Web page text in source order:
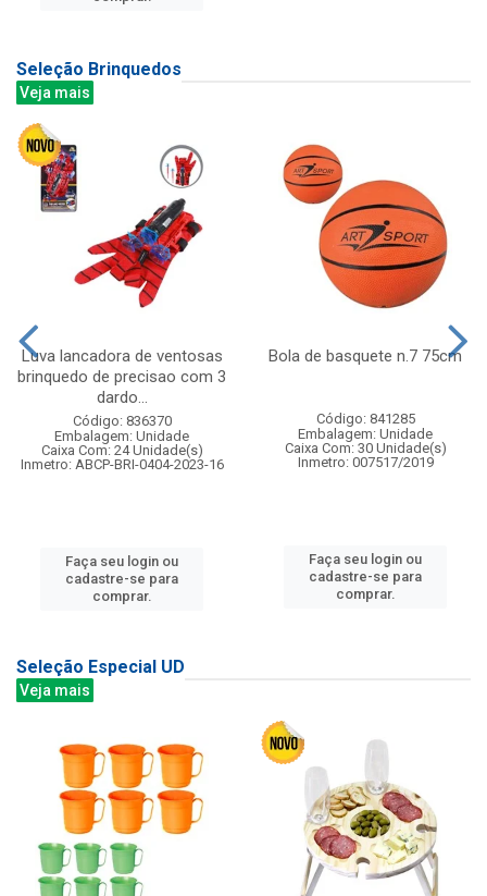
Seleção Brinquedos
Veja mais
Luva lancadora de ventosas
brinquedo de precisao com 3
dardo...
Código: 836370
Embalagem: Unidade
Caixa Com: 24 Unidade(s)
Inmetro: ABCP-BRI-0404-2023-16
Faça seu login ou
cadastre-se para
comprar.
Bola de basquete n.7 75cm
Código: 841285
Embalagem: Unidade
Caixa Com: 30 Unidade(s)
Inmetro: 007517/2019
Faça seu login ou
cadastre-se para
comprar.
Seleção Especial UD
Veja mais